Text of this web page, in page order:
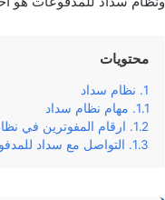
محتويات
نظام سداد
مهام نظام سداد
ارقام المفوترين في
التواصل مع سداد